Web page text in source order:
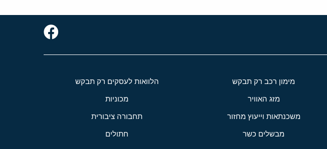
מימון רכב רק תבקש הלוואות לעסקים רק תבקש
מזג האוויר מכוניות
משכנתאות וייעוץ מחזור תחבורה ציבורית
מבשלים כשר חתולים